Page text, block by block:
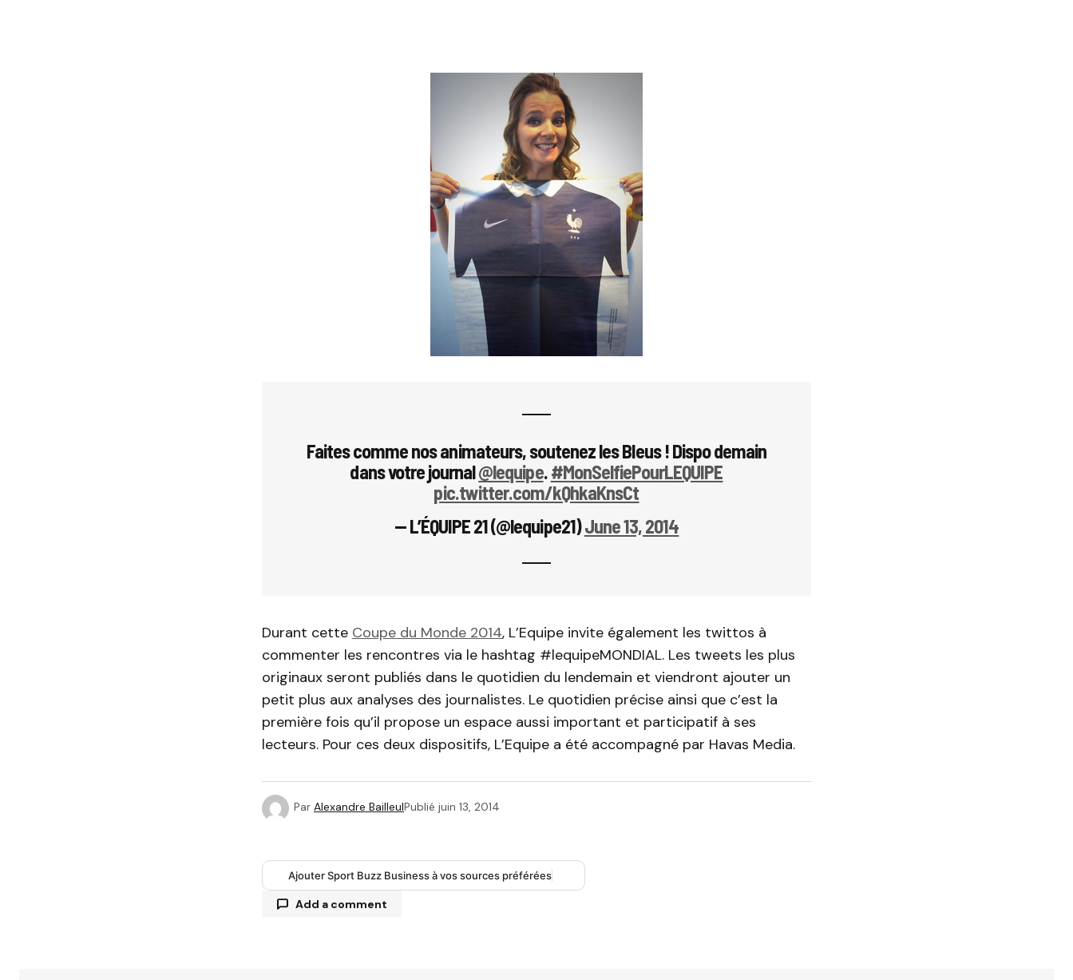
Faites comme nos animateurs, soutenez les Bleus ! Dispo demain
dans votre journal@lequipe.#MonSelfiePourLEQUIPE
pic.twitter.com/kQhkaKnsCt
— L’ÉQUIPE 21 (@lequipe21)June 13, 2014
Durant cette Coupe du Monde 2014, L’Equipe invite également les twittos à
commenter les rencontres via le hashtag #lequipeMONDIAL. Les tweets les plus
originaux seront publiés dans le quotidien du lendemain et viendront ajouter un
petit plus aux analyses des journalistes. Le quotidien précise ainsi que c’est la
première fois qu’il propose un espace aussi important et participatif à ses
lecteurs. Pour ces deux dispositifs, L’Equipe a été accompagné par Havas Media.
Par Alexandre BailleulPublié juin 13, 2014
Ajouter Sport Buzz Business à vos sources préférées
Add a comment